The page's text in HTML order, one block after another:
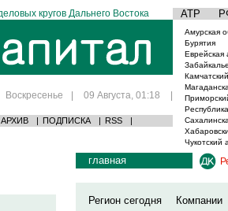
кругов Дальнего Востока АТР
Воскресенье | 09 Августа, 01:18 |
АРХИВ | ПОДПИСКА | RSS |
Амурская
Бурятия
Еврейская
Чукотский
главная
Регион сегодня
Компании